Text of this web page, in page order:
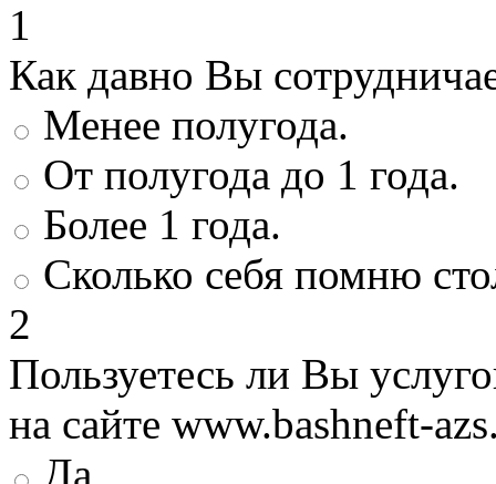
1
Как давно Вы
Менее полугода.
От полугода до 1 года.
Более 1 года.
Сколько себя помню
2
Пользуетесь ли Вы
на сайте www.bashneft-
Да